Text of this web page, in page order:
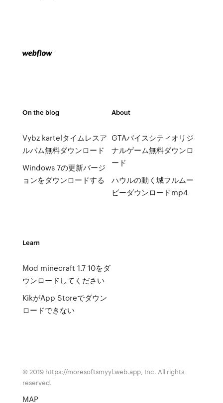
On the blog
Vybz kartelタイムレスア
ルバム無料ダウンロード
Windows 7の更新バージ
ョンをダウンロードする
About
GTAバイスシティオリジ
ナルゲーム無料ダウンロ
ード
ハウルの動く城フルムー
ビーダウンロードmp4
Learn
Mod minecraft 1.7 10をダ
ウンロードしてください
KikがApp Storeでダウン
ロードできない
© 2019 https://moresoftsmyyl.web.app, Inc. All rights
reserved.
MAP